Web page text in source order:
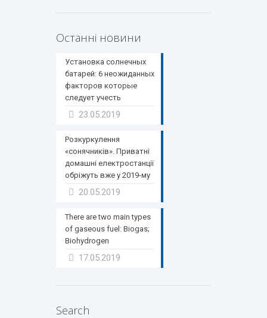
Останні новини
Установка солнечных
батарей: 6 неожиданных
факторов которые
следует учесть
23.05.2019
Розкуркулення
«сонячників». Приватні
домашні електростанції
обріжуть вже у 2019-му
20.05.2019
There are two main types
of gaseous fuel: Biogas;
Biohydrogen
17.05.2019
Search